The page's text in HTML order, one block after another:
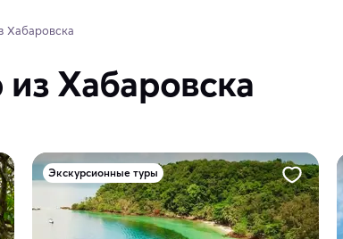
Хабаровска
Хабаровска
Экскурсионные туры